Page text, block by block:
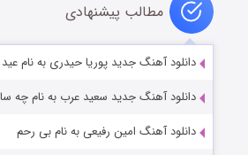
مطالب پیشنهادی
دانلود آهنگ جدید پوریا حیدری به نام
دانلود آهنگ جدید سعید عرب به نام چه
دانلود آهنگ امین رفیعی به نام بی رحم